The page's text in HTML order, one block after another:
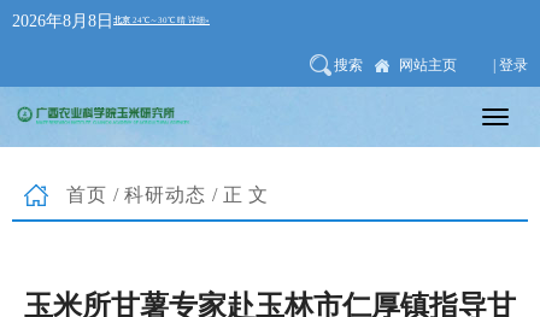
2026年8月8日
搜索 网站主页 | 登录
首页 / 科研动态 /正文
玉米所甘薯专家赴玉林市仁厚镇指导甘